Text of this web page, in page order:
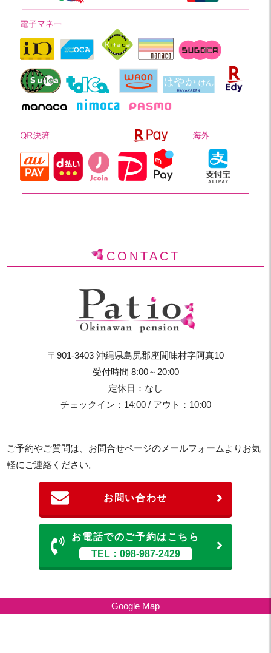
CONTACT
〒901-3403 沖縄県島尻郡座間味村字阿真10
受付時間 8:00～20:00
定休日：なし
チェックイン：14:00 / アウト：10:00
ご予約やご質問は、お問合せページのメールフォームよりお気
軽にご連絡ください。
お問い合わせ
お電話でのご予約はこちら
TEL：098-987-2429
Google Map